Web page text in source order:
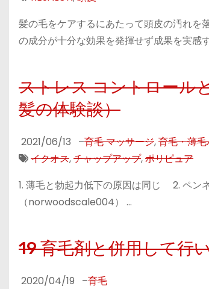
髪の毛をケアするにあたって頭皮の汚れを
の成分が十分な効果を発揮せず成果を実感
ストレス コントロール
髪の体験談）
2021/06/13 –育毛 マッサージ,育毛・薄
イクオス,チャップアップ,ポリピュア
1. 薄毛と勃起力低下の原因は同じ 2. ペン
（norwoodscale004） …
19 育毛剤と併用して行
2020/04/19 –育毛